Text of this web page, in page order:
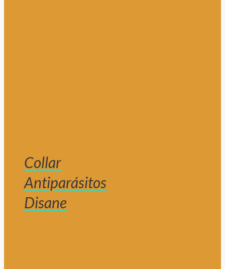
Collar
Antiparásitos
Disane